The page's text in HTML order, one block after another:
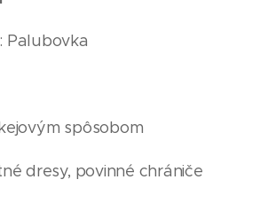
Palubovka
spôsobom
dresy, povinné chrániče